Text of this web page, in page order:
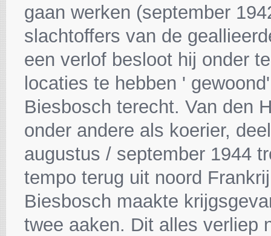
gaan werken (september
slachtoffers van de
een verlof besloot hij onder
locaties te hebben '
Biesbosch terecht. Van den
onder andere als koerier,
augustus / september 1944
tempo terug uit noord
Biesbosch maakte
twee aaken. Dit alles verliep